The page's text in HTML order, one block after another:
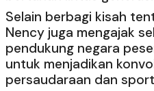
Selain berbagi kisah
Nency juga mengajak
pendukung negara
untuk menjadikan
persaudaraan dan